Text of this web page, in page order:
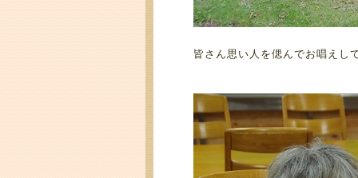
皆さん思い人を偲んでお唱えし